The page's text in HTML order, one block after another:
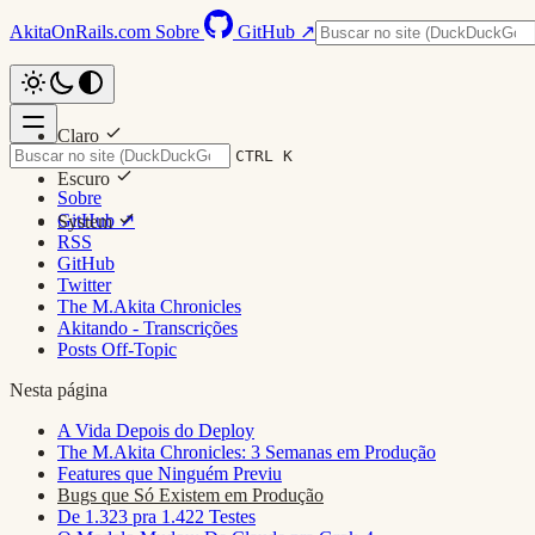
AkitaOnRails.com Sobre GitHub ↗
Claro
Escuro
System
CTRL K
Sobre
GitHub ↗
RSS
GitHub
Twitter
The M.Akita Chronicles
Akitando - Transcrições
Posts Off-Topic
Nesta página
A Vida Depois do Deploy
The M.Akita Chronicles: 3 Semanas em Produção
Features que Ninguém Previu
Bugs que Só Existem em Produção
De 1.323 pra 1.422 Testes